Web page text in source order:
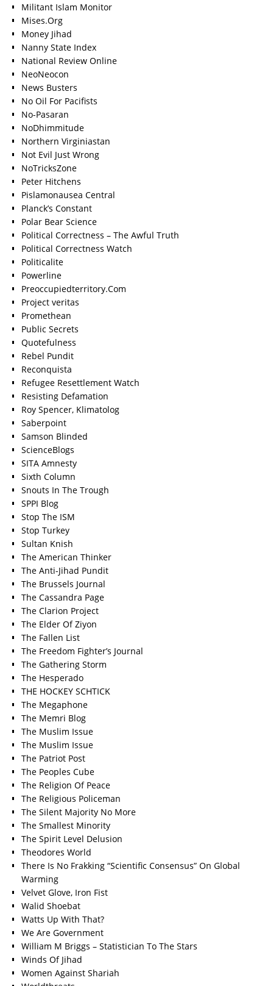
Militant Islam Monitor
Mises.Org
Money Jihad
Nanny State Index
National Review Online
NeoNeocon
News Busters
No Oil For Pacifists
No-Pasaran
NoDhimmitude
Northern Virginiastan
Not Evil Just Wrong
NoTricksZone
Peter Hitchens
Pislamonausea Central
Planck’s Constant
Polar Bear Science
Political Correctness – The Awful Truth
Political Correctness Watch
Politicalite
Powerline
Preoccupiedterritory.Com
Project veritas
Promethean
Public Secrets
Quotefulness
Rebel Pundit
Reconquista
Refugee Resettlement Watch
Resisting Defamation
Roy Spencer, Klimatolog
Saberpoint
Samson Blinded
ScienceBlogs
SITA Amnesty
Sixth Column
Snouts In The Trough
SPPI Blog
Stop The ISM
Stop Turkey
Sultan Knish
The American Thinker
The Anti-Jihad Pundit
The Brussels Journal
The Cassandra Page
The Clarion Project
The Elder Of Ziyon
The Fallen List
The Freedom Fighter’s Journal
The Gathering Storm
The Hesperado
THE HOCKEY SCHTICK
The Megaphone
The Memri Blog
The Muslim Issue
The Muslim Issue
The Patriot Post
The Peoples Cube
The Religion Of Peace
The Religious Policeman
The Silent Majority No More
The Smallest Minority
The Spirit Level Delusion
Theodores World
There Is No Frakking “Scientific Consensus” On Global
Warming
Velvet Glove, Iron Fist
Walid Shoebat
Watts Up With That?
We Are Government
William M Briggs – Statistician To The Stars
Winds Of Jihad
Women Against Shariah